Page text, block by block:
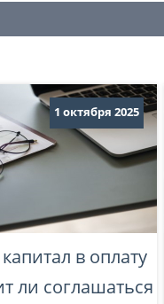
в оплату
ли соглашаться
1 октября 2025